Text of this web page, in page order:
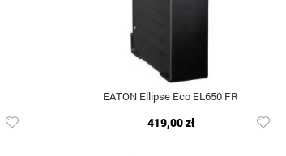
EATON Ellipse Eco EL650 FR
419,00 zł